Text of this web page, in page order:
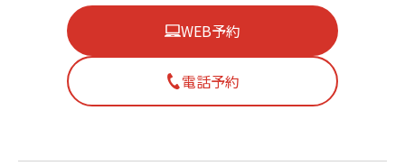
WEB予約
電話予約